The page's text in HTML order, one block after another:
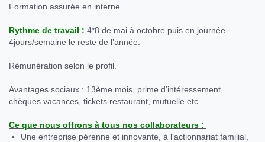
Formation assurée en interne.
Rythme de travail : 4*8 de mai à octobre puis en journée
4jours/semaine le reste de l’année.
Rémunération selon le profil.
Avantages sociaux : 13ème mois, prime d’intéressement,
chèques vacances, tickets restaurant, mutuelle etc
Ce que nous offrons à tous nos collaborateurs :
Une entreprise pérenne et innovante, à l'actionnariat familial,